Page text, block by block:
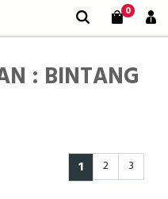
0
: BINTANG
1 2 3